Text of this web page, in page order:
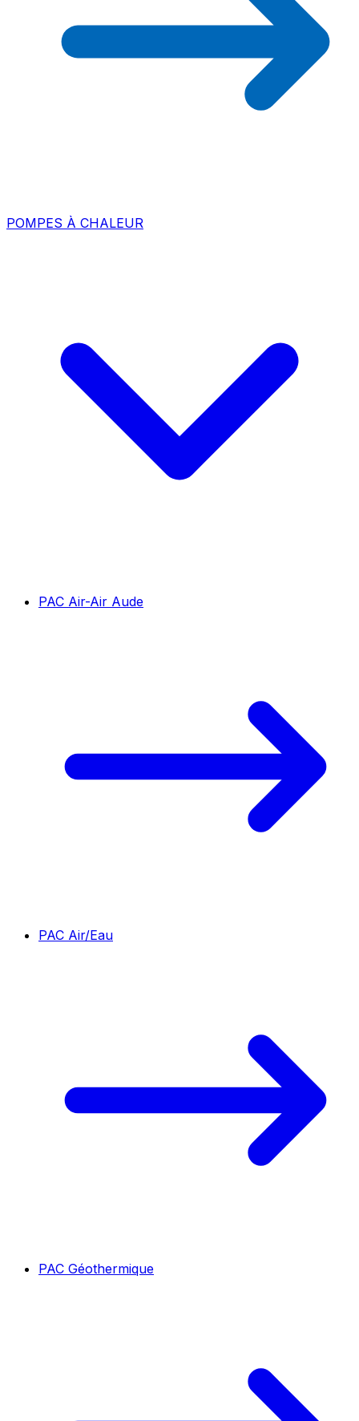
POMPES À CHALEUR
PAC Air-Air Aude
PAC Air/Eau
PAC Géothermique